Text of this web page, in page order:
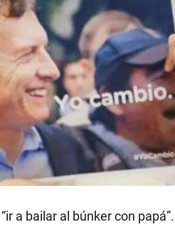
a bailar al búnker con papá”.